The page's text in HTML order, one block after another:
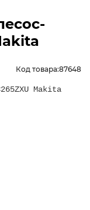
Код товара:87648